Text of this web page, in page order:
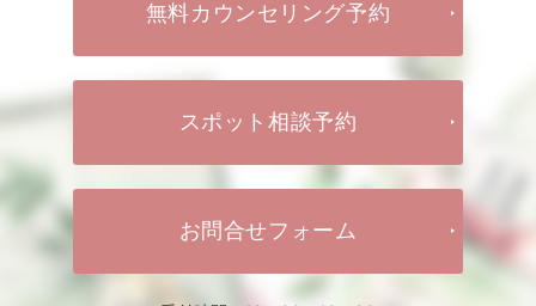
無料カウンセリング予約
スポット相談予約
お問合せフォーム